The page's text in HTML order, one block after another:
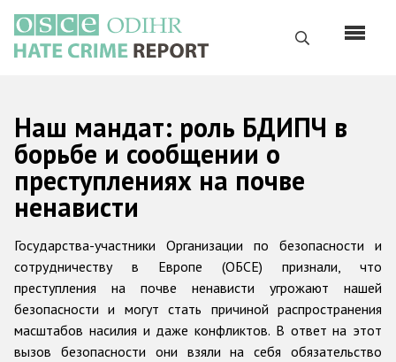
основному
содержанию
Поиск
Русский
Main
navigation
Главная
Наш мандат
Наша методология
Карта сайта
Часто задаваемые вопросы
Наш мандат: роль БДИПЧ в
борьбе и сообщении о
преступлениях на почве
ненависти
Государства-участники Организации по безопасности и
сотрудничеству в Европе (ОБСЕ) признали, что
преступления на почве ненависти угрожают нашей
безопасности и могут стать причиной распространения
масштабов насилия и даже конфликтов. В ответ на этот
вызов безопасности они взяли на себя обязательство